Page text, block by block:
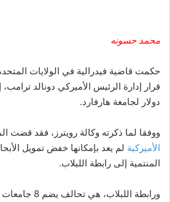
محمد حسونه
حكمت قاضية فيدرالية في الولايات المتحدة،
دولار لجامعة هارفارد.
ووفقا لما ذكرته وكالة رويترز، فقد قضت
الأميركية لم يعد بإمكانها خفض تمويل
المنتمية إلى رابطة اللبلاب.
ورابطة